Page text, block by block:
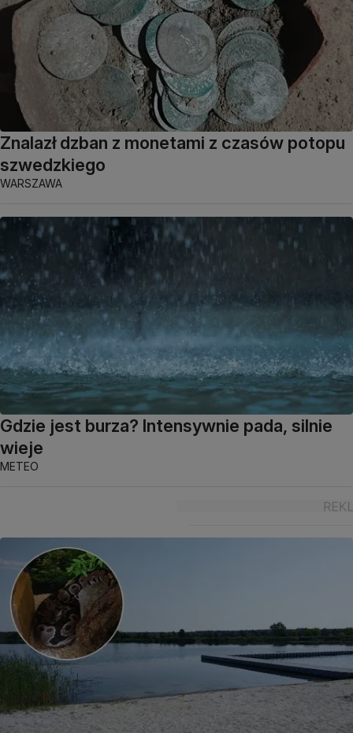
Znalazł dzban z monetami z czasów potopu
szwedzkiego
WARSZAWA
Gdzie jest burza? Intensywnie pada, silnie
wieje
METEO